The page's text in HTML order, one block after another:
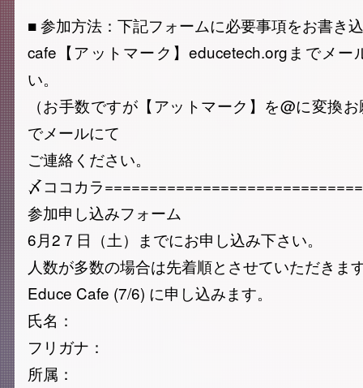
■ 参加方法：下記フォームに必要事項をお書き
cafe【アットマーク】educetech.orgまでメー
い。
（お手数ですが【アットマーク】を@に変換
でメールにて
ご連絡ください。
〆ココカラ
参加申し込みフォーム
6月2７日（土）までにお申し込み下さい。
人数が多数の場合は先着順とさせていただきま
Educe Cafe (7/6) に申し込みます。
氏名：
フリガナ：
所属：